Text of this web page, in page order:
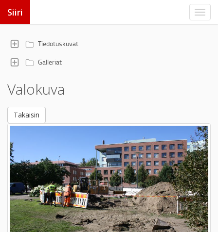
Siiri
Tiedotuskuvat
Galleriat
Valokuva
Takaisin